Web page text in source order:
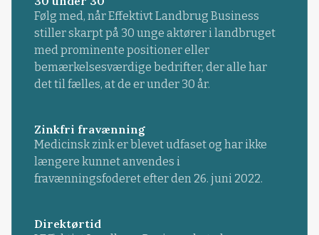
Følg med, når Effektivt Landbrug Business
stiller skarpt på 30 unge aktører i landbruget
med prominente positioner eller
bemærkelsesværdige bedrifter, der alle har
det til fælles, at de er under 30 år.
Zinkfri fravænning
Medicinsk zink er blevet udfaset og har ikke
længere kunnet anvendes i
fravænningsfoderet efter den 26. juni 2022.
Direktørtid